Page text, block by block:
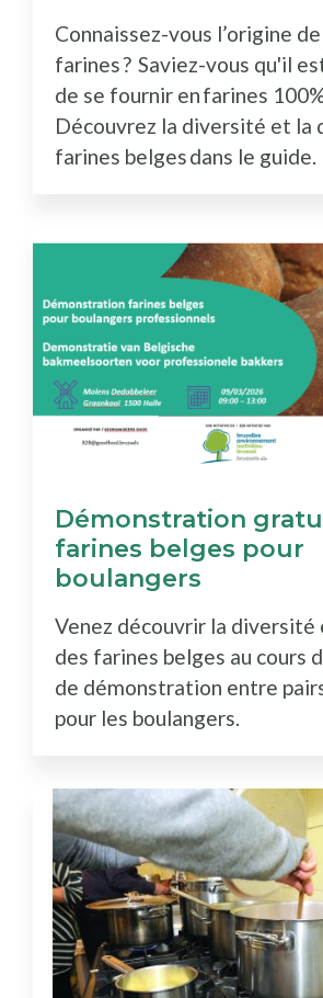
Connaissez-vous l’origine
farines ? Saviez-vous qu'il
de se fournir en farines
Découvrez la diversité et la
farines belges dans le guide.
Démonstration
farines belges pour
boulangers
Venez découvrir la diversité
des farines belges au cours
de démonstration entre
pour les boulangers.